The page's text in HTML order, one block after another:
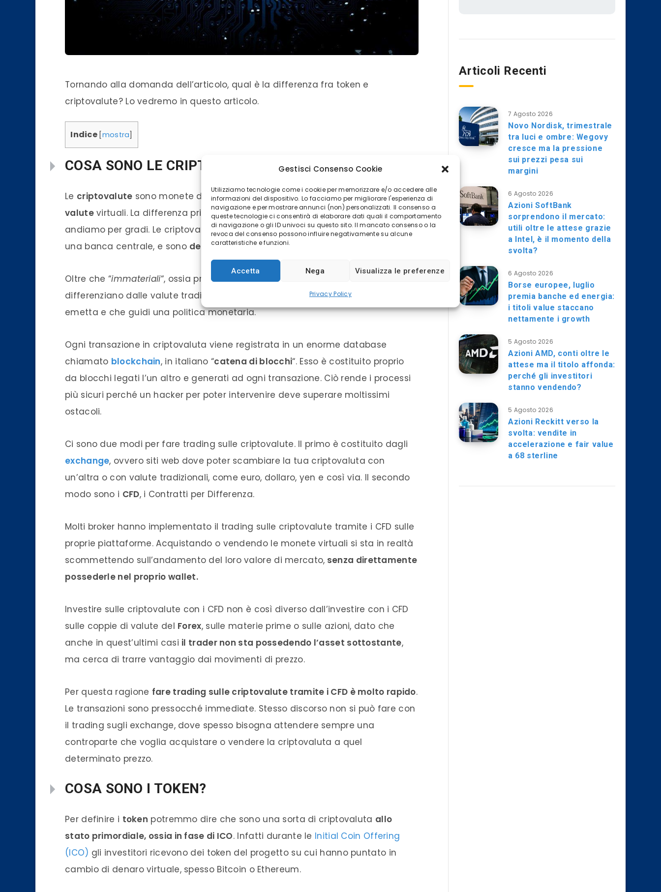
Gestisci Consenso Cookie
Utilizziamo tecnologie come i cookie per memorizzare e/o accedere alle
informazioni del dispositivo. Lo facciamo per migliorare l'esperienza di
navigazione e per mostrare annunci (non) personalizzati. Il consenso a
queste tecnologie ci consentirà di elaborare dati quali il comportamento
di navigazione o gli ID univoci su questo sito. Il mancato consenso o la
revoca del consenso possono influire negativamente su alcune
caratteristiche e funzioni.
Accetta Nega Visualizza le preferenze
Privacy Policy
Tornando alla domanda dell’articolo, qual è la differenza fra token e
criptovalute? Lo vedremo in questo articolo.
Indice [mostra
COSA SONO LE CRIPTOVALUTE?
Le criptovalute sono monete digitali e sono quindi sostanzialmente delle
valutevirtuali. La differenza principale con itokenè proprio questa, ma
andiamo per gradi. Le criptovalutenon hanno nessuna autorità centrale, ossia
una banca centrale, e sono decentralizzate.
Oltre che “immateriali“, ossia presenti solo sul web, le criptovalute si
differenziano dalle valute tradizionali proprio per assenza di unIstituto
emetta e che guidi una politica monetaria.
Ogni transazione in criptovaluta viene registrata in un enorme database
chiamato blockchain, in italiano “catena di blocchi“. Esso è costituito proprio
da blocchi legati l’un altro e generati ad ogni transazione. Ciò rende i processi
più sicuri perché un hacker per poter intervenire deve superare moltissimi
ostacoli.
Ci sono due modi per fare trading sulle criptovalute. Il primo è costituito dagli
exchange, ovvero siti web dove poter scambiare la tua criptovaluta con
un’altra o con valute tradizionali, come euro, dollaro, yen e così via. Il secondo
modo sono i CFD, i Contratti per Differenza.
Molti broker hanno implementato il trading sulle criptovalute tramite i CFD sulle
proprie piattaforme.Acquistando o vendendo le monete virtuali si sta in realtà
scommettendo sull’andamento del lorovalore di mercato, senza direttamente
possederle nel proprio wallet.
Investire sulle criptovalute con i CFD non è così diverso dall’investire con i CFD
sulle coppie di valute del Forex, sulle materie prime o sulle azioni, dato che
anche in quest’ultimi casi il trader non sta possedendo l’asset sottostante,
ma cerca di trarre vantaggio dai movimenti di prezzo.
Per questa ragione fare trading sulle criptovalute tramite i CFD è molto rapido.
Le transazioni sono pressocché immediate. Stesso discorso non si può fare con
il trading sugli exchange, dove spesso bisogna attendere sempre una
controparte che voglia acquistare o vendere la criptovaluta a quel
determinato prezzo.
COSA SONO I TOKEN?
Per definire i token potremmo dire che sono una sorta di criptovaluta allo
stato primordiale, ossia in fase di ICO. Infatti durante le Initial Coin Offering
(ICO) gli investitori ricevono dei token del progetto su cui hanno puntato in
cambio di denaro virtuale, spesso Bitcoin o Ethereum.
Articoli Recenti
7 Agosto 2026
Novo Nordisk, trimestrale
tra luci e ombre: Wegovy
cresce ma la pressione
sui prezzi pesa sui
margini
6 Agosto 2026
Azioni SoftBank
sorprendono il mercato:
utili oltre le attese grazie
a Intel, è il momento della
svolta?
6 Agosto 2026
Borse europee, luglio
premia banche ed energia:
i titoli value staccano
nettamente i growth
5 Agosto 2026
Azioni AMD, conti oltre le
attese ma il titolo affonda:
perché gli investitori
stanno vendendo?
5 Agosto 2026
Azioni Reckitt verso la
svolta: vendite in
accelerazione e fair value
a 68 sterline